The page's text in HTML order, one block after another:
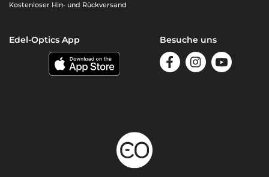
Kostenloser Hin- und Rückversand
Edel-Optics App Besuche uns